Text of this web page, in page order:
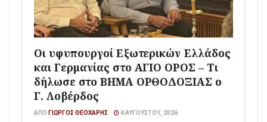
Οι υφυπουργοί Εξωτερικών Ελλάδος
και Γερμανίας στο ΑΓΙΟ ΟΡΟΣ – Τι
δήλωσε στο ΒΗΜΑ ΟΡΘΟΔΟΞΙΑΣ ο
Γ. Λοβέρδος
ΑΠΌ ΓΙΏΡΓΟΣ ΘΕΟΧΆΡΗΣ 4 ΑΥΓΟΎΣΤΟΥ, 2026